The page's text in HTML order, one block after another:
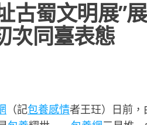
古蜀文明展”
次同臺表態
（記包養感情者王玨）日前